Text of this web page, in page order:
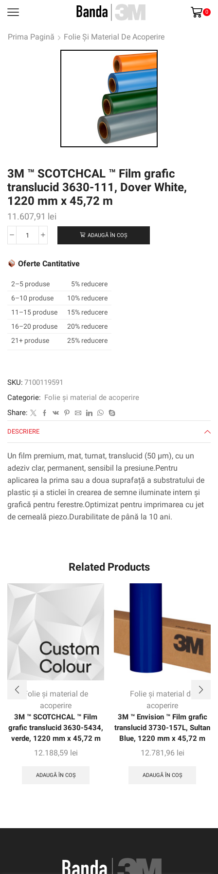
0
Prima Pagină Folie Și Material De Acoperire
3M ™ SCOTCHCAL ™ Film grafic
translucid 3630-111, Dover White,
1220 mm x 45,72 m
11.607,91 lei
Cantitate
™
™
Film
grafic
translucid
3630-
111,
mm
45,72
m
ADAUGĂ ÎN COȘ
Oferte Cantitative
2–5 produse
5% reducere
6–10 produse
10% reducere
11–15 produse
15% reducere
16–20 produse
20% reducere
21+ produse
25% reducere
SKU: 7100119591
Categorie: Folie și material de acoperire
Share:
DESCRIERE
Un film premium, mat, turnat, translucid (50 µm), cu un
adeziv clar, permanent, sensibil la presiune.Pentru
aplicarea la prima sau a doua suprafață a substratului de
plastic și a sticlei în crearea de semne iluminate intern și
grafică pentru ferestre.Optimizat pentru imprimarea cu jet
de cerneală piezo.Durabilitate de până la 10 ani.
Related Products
Folie și material de
acoperire
3M ™ SCOTCHCAL ™ Film
grafic translucid 3630-5434,
verde, 1220 mm x 45,72 m
12.188,59 lei
ADAUGĂ ÎN COȘ
Folie și material de
acoperire
3M ™ Envision ™ Film grafic
translucid 3730-157L, Sultan
Blue, 1220 mm x 45,72 m
12.781,96 lei
ADAUGĂ ÎN COȘ